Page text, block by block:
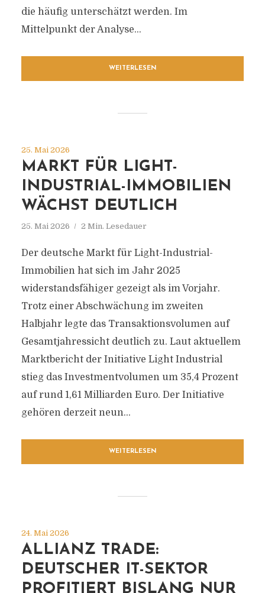
die häufig unterschätzt werden. Im
Mittelpunkt der Analyse...
WEITERLESEN
25. Mai 2026
MARKT FÜR LIGHT-
INDUSTRIAL-IMMOBILIEN
WÄCHST DEUTLICH
25. Mai 2026 2 Min. Lesedauer
Der deutsche Markt für Light-Industrial-
Immobilien hat sich im Jahr 2025
widerstandsfähiger gezeigt als im Vorjahr.
Trotz einer Abschwächung im zweiten
Halbjahr legte das Transaktionsvolumen auf
Gesamtjahressicht deutlich zu. Laut aktuellem
Marktbericht der Initiative Light Industrial
stieg das Investmentvolumen um 35,4 Prozent
auf rund 1,61 Milliarden Euro. Der Initiative
gehören derzeit neun...
WEITERLESEN
24. Mai 2026
ALLIANZ TRADE:
DEUTSCHER IT-SEKTOR
PROFITIERT BISLANG NUR